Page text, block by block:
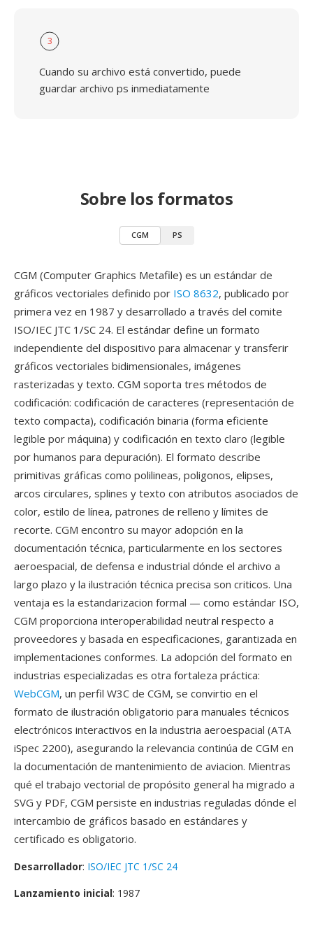
3
Cuando su archivo está convertido, puede
guardar archivo ps inmediatamente
Sobre los formatos
CGM PS
CGM (Computer Graphics Metafile) es un estándar de
gráficos vectoriales definido por ISO 8632, publicado por
primera vez en 1987 y desarrollado a través del comite
ISO/IEC JTC 1/SC 24. El estándar define un formato
independiente del dispositivo para almacenar y transferir
gráficos vectoriales bidimensionales, imágenes
rasterizadas y texto. CGM soporta tres métodos de
codificación: codificación de caracteres (representación de
texto compacta), codificación binaria (forma eficiente
legible por máquina) y codificación en texto claro (legible
por humanos para depuración). El formato describe
primitivas gráficas como polilineas, poligonos, elipses,
arcos circulares, splines y texto con atributos asociados de
color, estilo de línea, patrones de relleno y límites de
recorte. CGM encontro su mayor adopción en la
documentación técnica, particularmente en los sectores
aeroespacial, de defensa e industrial dónde el archivo a
largo plazo y la ilustración técnica precisa son criticos. Una
ventaja es la estandarizacion formal — como estándar ISO,
CGM proporciona interoperabilidad neutral respecto a
proveedores y basada en especificaciones, garantizada en
implementaciones conformes. La adopción del formato en
industrias especializadas es otra fortaleza práctica:
WebCGM, un perfil W3C de CGM, se convirtio en el
formato de ilustración obligatorio para manuales técnicos
electrónicos interactivos en la industria aeroespacial (ATA
iSpec 2200), asegurando la relevancia continúa de CGM en
la documentación de mantenimiento de aviacion. Mientras
qué el trabajo vectorial de propósito general ha migrado a
SVG y PDF, CGM persiste en industrias reguladas dónde el
intercambio de gráficos basado en estándares y
certificado es obligatorio.
Desarrollador: ISO/IEC JTC 1/SC 24
Lanzamiento inicial: 1987